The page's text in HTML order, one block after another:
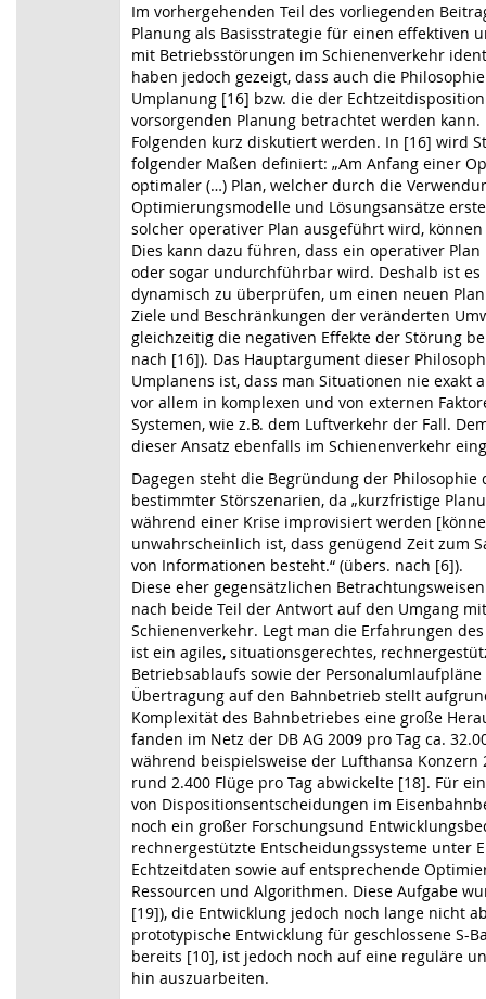
Im vorhergehenden Teil des vorliegenden
Planung als Basisstrategie für einen effektiven
mit Betriebsstörungen im Schienenverkehr
haben jedoch gezeigt, dass auch die
Umplanung [16] bzw. die der
vorsorgenden Planung betrachtet werden kann.
Folgenden kurz diskutiert werden. In [16] wird
folgender Maßen definiert: „Am Anfang einer
optimaler (…) Plan, welcher durch die
Optimierungsmodelle und Lösungsansätze
solcher operativer Plan ausgeführt wird,
Dies kann dazu führen, dass ein operativer
oder sogar undurchführbar wird. Deshalb ist es
dynamisch zu überprüfen, um einen neuen
Ziele und Beschränkungen der veränderten
gleichzeitig die negativen Effekte der Störung
nach [16]). Das Hauptargument dieser
Umplanens ist, dass man Situationen nie exakt
vor allem in komplexen und von externen
Systemen, wie z.B. dem Luftverkehr der Fall.
dieser Ansatz ebenfalls im Schienenverkehr
Dagegen steht die Begründung der Philosophie
bestimmter Störszenarien, da „kurzfristige
während einer Krise improvisiert werden
unwahrscheinlich ist, dass genügend Zeit zum
von Informationen besteht.“ (übers. nach [6]).
Diese eher gegensätzlichen
nach beide Teil der Antwort auf den Umgang
Schienenverkehr. Legt man die Erfahrungen
ist ein agiles, situationsgerechtes,
Betriebsablaufs sowie der
Übertragung auf den Bahnbetrieb stellt
Komplexität des Bahnbetriebes eine große
fanden im Netz der DB AG 2009 pro Tag ca.
während beispielsweise der Lufthansa
rund 2.400 Flüge pro Tag abwickelte [18]. Für
von Dispositionsentscheidungen im
noch ein großer Forschungsund
rechnergestützte Entscheidungssysteme unter
Echtzeitdaten sowie auf entsprechende
Ressourcen und Algorithmen. Diese Aufgabe
[19]), die Entwicklung jedoch noch lange nicht
prototypische Entwicklung für geschlossene S-
bereits [10], ist jedoch noch auf eine reguläre
hin auszuarbeiten.